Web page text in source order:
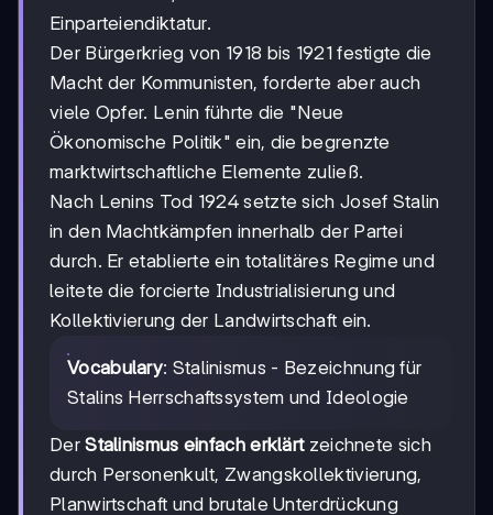
Einparteiendiktatur.
Der Bürgerkrieg von 1918 bis 1921 festigte die
Macht der Kommunisten, forderte aber auch
viele Opfer. Lenin führte die "Neue
Ökonomische Politik" ein, die begrenzte
marktwirtschaftliche Elemente zuließ.
Nach Lenins Tod 1924 setzte sich Josef Stalin
in den Machtkämpfen innerhalb der Partei
durch. Er etablierte ein totalitäres Regime und
leitete die forcierte Industrialisierung und
Kollektivierung der Landwirtschaft ein.
Vocabulary: Stalinismus - Bezeichnung für
Stalins Herrschaftssystem und Ideologie
DerStalinismus einfach erklärtzeichnete sich
durch Personenkult, Zwangskollektivierung,
Planwirtschaft und brutale Unterdrückung